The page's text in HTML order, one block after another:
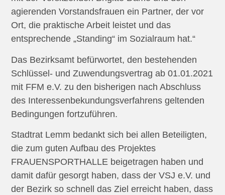
agierenden Vorstandsfrauen ein Partner, der vor
Ort, die praktische Arbeit leistet und das
entsprechende „Standing“ im Sozialraum hat.“
Das Bezirksamt befürwortet, den bestehenden
Schlüssel- und Zuwendungsvertrag ab 01.01.2021
mit FFM e.V. zu den bisherigen nach Abschluss
des Interessenbekundungsverfahrens geltenden
Bedingungen fortzuführen.
Stadtrat Lemm bedankt sich bei allen Beteiligten,
die zum guten Aufbau des Projektes
FRAUENSPORTHALLE beigetragen haben und
damit dafür gesorgt haben, dass der VSJ e.V. und
der Bezirk so schnell das Ziel erreicht haben, dass